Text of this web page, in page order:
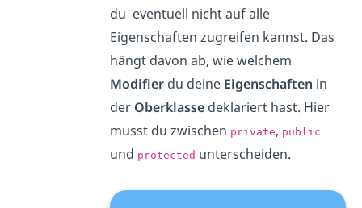
du eventuell nicht auf alle
Eigenschaften zugreifen kannst. Das
hängt davon ab, wie welchem
Modifierdu deine Eigenschaften in
der Oberklassedeklariert hast. Hier
musst du zwischen private, public
und protected unterscheiden.